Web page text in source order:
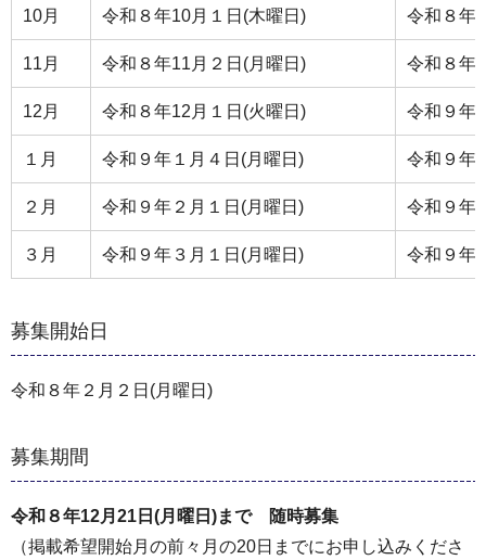
10月 令和８年10月１日(木曜日) 令和８年
11月 令和８年11月２日(月曜日) 令和８年
12月 令和８年12月１日(火曜日) 令和９年
１月 令和９年１月４日(月曜日) 令和９年
２月 令和９年２月１日(月曜日) 令和９年
３月 令和９年３月１日(月曜日) 令和９年
募集開始日
令和８年２月２日(月曜日)
募集期間
令和８年12⽉21 ⽇(月曜⽇)まで 随時募集
（掲載希望開始月の前々月の20日までにお申し込みくださ